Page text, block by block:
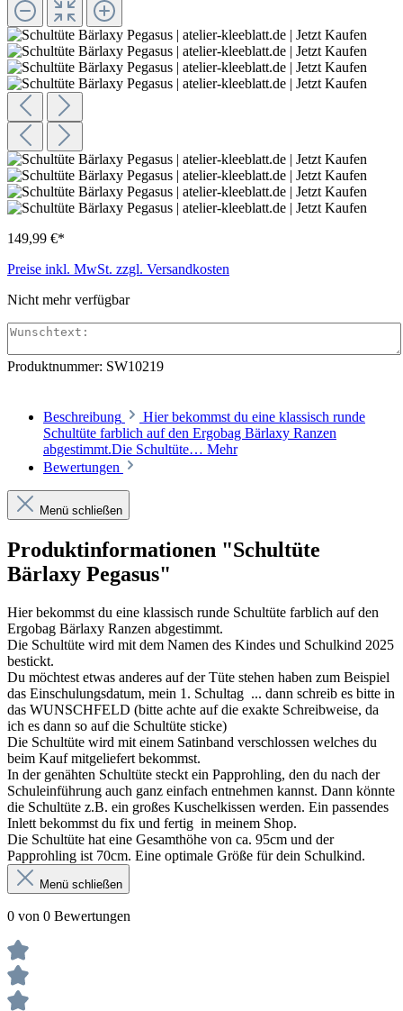
149,99 €*
Preise inkl. MwSt. zzgl. Versandkosten
Nicht mehr verfügbar
Produktnummer: SW10219
Beschreibung
Hier bekommst du eine klassisch runde
Schultüte farblich auf den Ergobag Bärlaxy Ranzen
abgestimmt.Die Schultüte… Mehr
Bewertungen
Menü schließen
Produktinformationen "Schultüte
Bärlaxy Pegasus"
Hier bekommst du eine klassisch runde Schultüte farblich auf den
Ergobag Bärlaxy Ranzen abgestimmt.
Die Schultüte wird mit dem Namen des Kindes und Schulkind 2025
bestickt.
Du möchtest etwas anderes auf der Tüte stehen haben zum Beispiel
das Einschulungsdatum, mein 1. Schultag ... dann schreib es bitte in
das WUNSCHFELD (bitte achte auf die exakte Schreibweise, da
ich es dann so auf die Schultüte sticke)
Die Schultüte wird mit einem Satinband verschlossen welches du
beim Kauf mitgeliefert bekommst.
In der genähten Schultüte steckt ein Papprohling, den du nach der
Schuleinführung auch ganz einfach entnehmen kannst. Dann könnte
die Schultüte z.B. ein großes Kuschelkissen werden. Ein passendes
Inlett bekommst du fix und fertig in meinem Shop.
Die Schultüte hat eine Gesamthöhe von ca. 95cm und der
Papprohling ist 70cm. Eine optimale Größe für dein Schulkind.
Menü schließen
0 von 0 Bewertungen